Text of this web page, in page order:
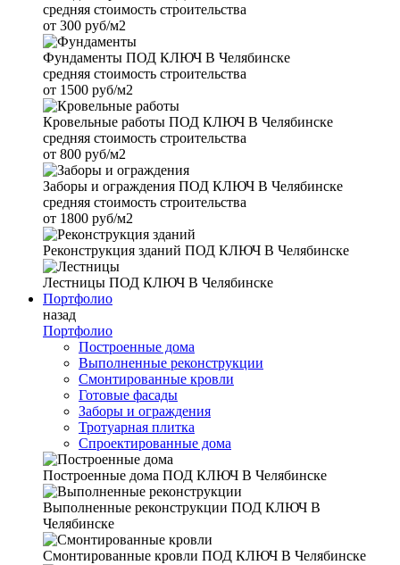
средняя стоимость строительства
от 300 руб/м2
Фундаменты ПОД КЛЮЧ В Челябинске
средняя стоимость строительства
от 1500 руб/м2
Кровельные работы ПОД КЛЮЧ В Челябинске
средняя стоимость строительства
от 800 руб/м2
Заборы и ограждения ПОД КЛЮЧ В Челябинске
средняя стоимость строительства
от 1800 руб/м2
Реконструкция зданий ПОД КЛЮЧ В Челябинске
Лестницы ПОД КЛЮЧ В Челябинске
Портфолио
назад
Портфолио
Построенные дома
Выполненные реконструкции
Смонтированные кровли
Готовые фасады
Заборы и ограждения
Тротуарная плитка
Спроектированные дома
Построенные дома ПОД КЛЮЧ В Челябинске
Выполненные реконструкции ПОД КЛЮЧ В
Челябинске
Смонтированные кровли ПОД КЛЮЧ В Челябинске